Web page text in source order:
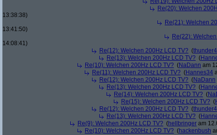
Re(20): Welchen
13:38:38)
Re(21): Welchen
13:41:50)
Re(22):
14:08:41)
Re(12): Welchen 200Hz LCD TV? (thunder4
Re(13): Welchen 200Hz LCD TV? (
Re(10): Welchen 200Hz LCD TV? (NaDann am
Re(11): Welchen 200Hz LCD TV? (Hannes34
Re(12): Welchen 200Hz LCD TV? (NaDann
Re(13): Welchen 200Hz LCD TV? (
Re(14): Welchen 200Hz LCD TV? (
Re(15): Welchen 200Hz LCD TV? (
Re(12): Welchen 200Hz LCD TV? (thunder4
Re(13): Welchen 200Hz LCD TV? (
Re(9): Welchen 200Hz LCD TV? (hellbringer am
Re(10): Welchen 200Hz LCD TV? (hackenbush